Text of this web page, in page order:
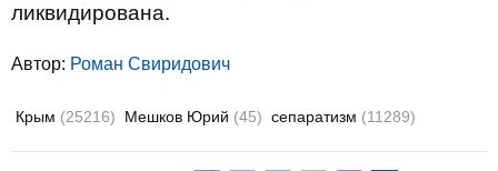
ликвидирована.
Автор: Роман Свиридович
Крым (25216) Мешков Юрий (45) сепаратизм (11289)